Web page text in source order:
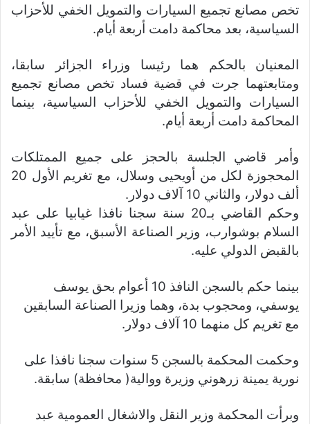
تخص مصانع تجميع السيارات والتمويل الخفي للأحزاب
السياسية، بعد محاكمة دامت أربعة أيام.
المعنيان بالحكم هما رئيسا وزراء الجزائر سابقا،
ومتابعتهما جرت في قضية فساد تخص مصانع تجميع
السيارات والتمويل الخفي للأحزاب السياسية، بينما
المحاكمة دامت أربعة أيام.
وأمر قاضي الجلسة بالحجز على جميع الممتلكات
المحجوزة لكل من أويحيى وسلال، مع تغريم الأول 20
ألف دولار، والثاني 10 آلاف دولار.
وحكم القاضي بـ20 سنة سجنا نافذا غيابيا على عبد
السلام بوشوارب، وزير الصناعة الأسبق، مع تأييد الأمر
بالقبض الدولي عليه.
بينما حكم بالسجن النافذ 10 أعوام بحق يوسف
يوسفي، ومحجوب بدة، وهما وزيرا الصناعة السابقين
مع تغريم كل منهما 10 آلاف دولار.
وحكمت المحكمة بالسجن 5 سنوات سجنا نافذا على
نورية يمينة زرهوني وزيرة ووالية( محافظة) سابقة.
وبرأت المحكمة وزير النقل والاشغال العمومية عبد